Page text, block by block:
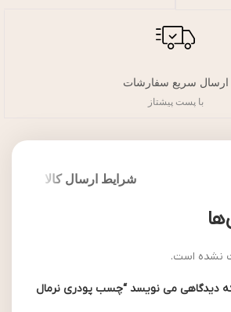
ارسال سریع سفارشات
با پست پیشتاز
شرایط ارسال کالا
نشده است.
دیدگاهی می نویسد “چسب پودری نرمال